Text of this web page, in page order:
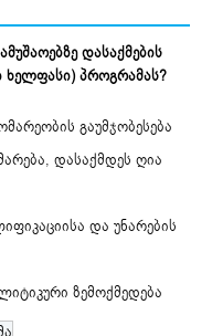
დასაქმების
ხელფასი) პროგრამას?
გაუმჯობესება
დასაქმდეს ღია
და უნარების
ზემოქმედება